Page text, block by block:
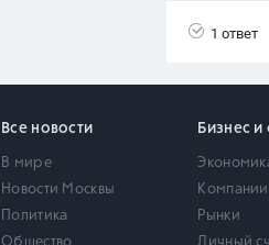
1 ответ
Все новости
В мире
Новости Москвы
Политика
Бизнес
Компании
Рынки